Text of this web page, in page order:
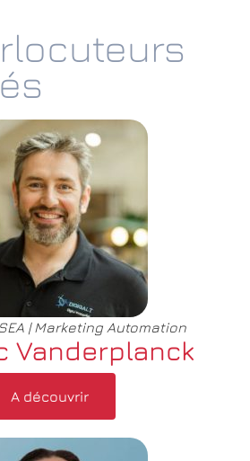
| Marketing Automation
Vanderplanck
A découvrir